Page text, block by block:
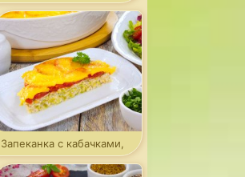
Запеканка с кабачками,
фаршем и томатами